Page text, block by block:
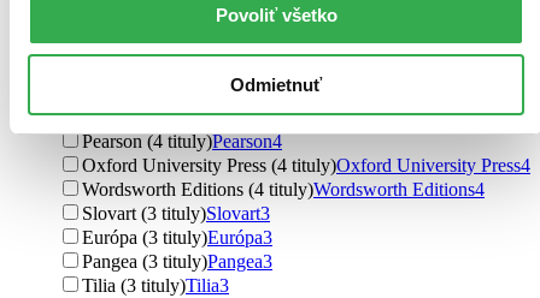
Povoliť všetko
Odmietnuť
Host7
Pointa (6 titulov)Pointa6
Kontrast4
HarperCollins (4 tituly)HarperCollins4
Pearson (4 tituly)Pearson4
Oxford University Press (4 tituly)Oxford University Press4
Wordsworth Editions (4 tituly)Wordsworth Editions4
Slovart (3 tituly)Slovart3
Európa (3 tituly)Európa3
Pangea (3 tituly)Pangea3
Tilia (3 tituly)Tilia3